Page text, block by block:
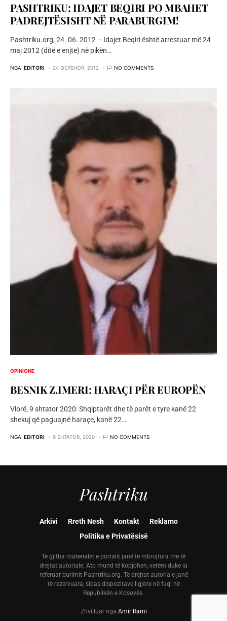
PASHTRIKU: IDAJET BEQIRI PO MBAHET
PADREJTËSISHT NË PARABURGIM!
Pashtriku.org, 24. 06. 2012 – Idajet Beqiri është arrestuar më 24
maj 2012 (ditë e enjte) në pikën…
NGA EDITORI 24 QERSHOR, 2012 NO COMMENTS
OPINIONE
BESNIK Z.IMERI: HARAÇI PËR EUROPËN
Vlorë, 9 shtator 2020: Shqiptarët dhe të parët e tyre kanë 22
shekuj që paguajnë haraçe, kanë 22…
NGA EDITORI 9 SHTATOR, 2020 NO COMMENTS
Pashtriku
Arkivi Rreth Nesh Kontakt
Reklamo
Politika e Privatësisë
Të gjitha materialet e portalit janë të mbrojtura me të
drejtat autoriale. Ato mund të kopjohen, vetëm duke iu
referuar burimit Pashtriku.org. Të drejtat autoriale janë
të rezervuara, sipas dispozitave ligjore në fuqi në
Republikën e Kosovës.
Zhvilluar nga Amir Rami